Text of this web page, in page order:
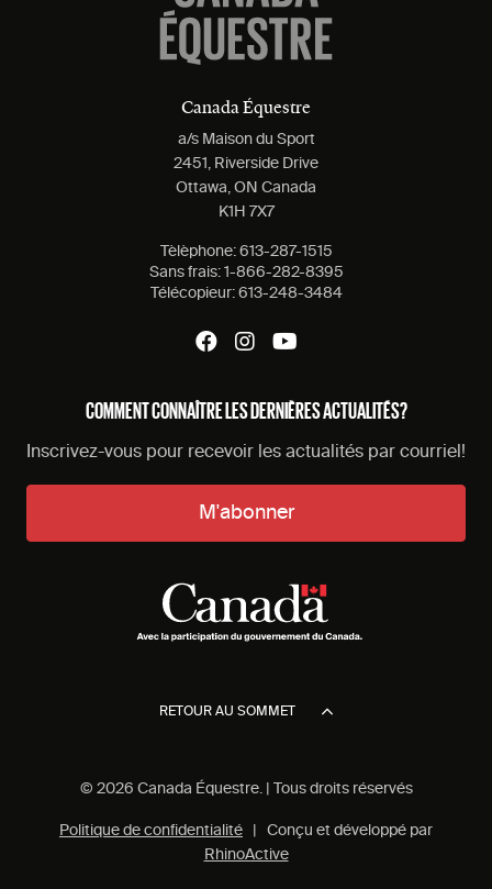
Canada Équestre
a/s Maison du Sport
2451, Riverside Drive
Ottawa, ON Canada
K1H 7X7
Tèlèphone: 613-287-1515
Sans frais: 1-866-282-8395
Télécopieur: 613-248-3484
COMMENT CONNAÎTRE LES DERNIÈRES ACTUALITÉS?
Inscrivez-vous pour recevoir les actualités par courriel!
M'abonner
RETOUR AU SOMMET
© 2026 Canada Équestre. | Tous droits réservés
Politique de confidentialité | Conçu et développé par
RhinoActive